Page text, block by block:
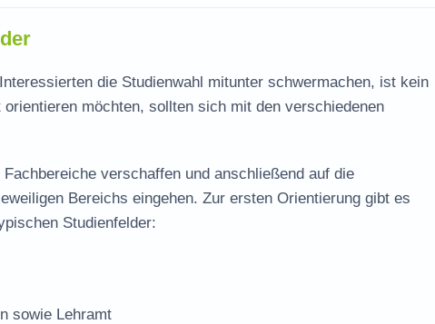
die Studienwahl mitunter schwermachen, ist kein
möchten, sollten sich mit den verschiedenen
verschaffen und anschließend auf die
Bereichs eingehen. Zur ersten Orientierung gibt es
Studienfelder:
sowie Lehramt